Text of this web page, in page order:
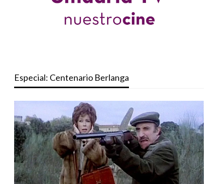
Especial: Centenario Berlanga